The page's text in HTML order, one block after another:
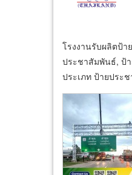
โรงงานรับผลิตป้
ประชาสัมพันธ์, ป้า
ประเภท ป้ายประ